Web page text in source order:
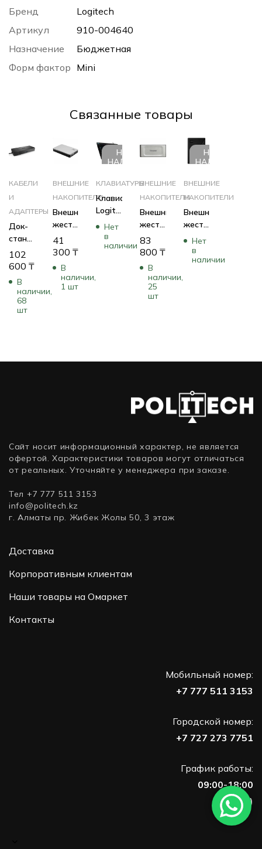
Бренд
Logitech
Артикул
910-004640
Назначение
Бюджетная
Форм фактор Mini
Cвязанные товары
КАБЕЛИ
И
АДАПТЕРЫ
Док-
станция
Dell
WD19S
210-
AZBX
102
600 ₸
В
наличии,
68
шт
ВНЕШНИЕ
НАКОПИТЕЛИ
Внешний
жесткий
диск
Netac
NT05K338N-
002T-
41
300 ₸
В
наличии,
1 шт
НЕТ В
НАЛИЧИИ
КЛАВИАТУРЫ
Клавиатура
Logitech
G213
Prodigy
920-
Нет
в
наличии
ВНЕШНИЕ
НАКОПИТЕЛИ
Внешний
жесткий
диск
Kingston
SXS2000/2000G
(2 ТБ)
83
800 ₸
В
наличии,
25
шт
НЕТ В
НАЛИЧИИ
ВНЕШНИЕ
НАКОПИТЕЛИ
Внешний
жесткий
диск
Western
Digital
Нет
в
наличии
Сайт носит информационный характер, не является
офертой. Характеристики товаров могут отличаться
от реальных. Уточняйте у менеджера при заказе.
Тел +7 777 511 3153
info@politech.kz
г. Алматы пр. Жибек Жолы 50, 3 этаж
Доставка
Корпоративным клиентам
Наши товары на Омаркет
Контакты
Мобильный номер:
+7 777 511 3153
Городской номер:
+7 727 273 7751
График работы:
09:00-18:00
(Пн-Пт)